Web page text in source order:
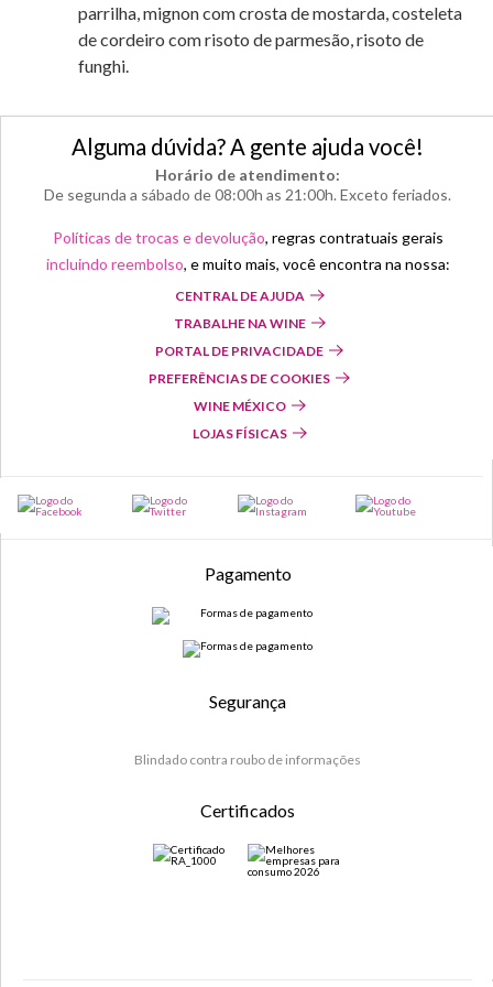
parrilha, mignon com crosta de mostarda, costeleta
de cordeiro com risoto de parmesão, risoto de
funghi.
Alguma dúvida? A gente ajuda você!
Horário de atendimento:
De segunda a sábado de 08:00h as 21:00h. Exceto feriados.
Políticas de trocas e devolução, regras contratuais gerais
incluindo reembolso, e muito mais, você encontra na nossa:
CENTRAL DE AJUDA
TRABALHE NA WINE
PORTAL DE PRIVACIDADE
PREFERÊNCIAS DE COOKIES
WINE MÉXICO
LOJAS FÍSICAS
Pagamento
Segurança
Blindado contra roubo de informações
Certificados